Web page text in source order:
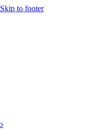
Skip to footer